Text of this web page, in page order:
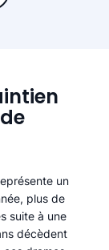
un
plus de
suite à une
décèdent